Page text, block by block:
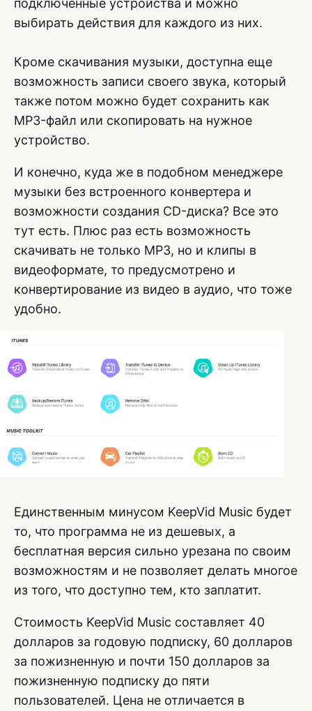
подключенные устройства и можно
выбирать действия для каждого из них.
Кроме скачивания музыки, доступна еще
возможность записи своего звука, который
также потом можно будет сохранить как
MP3-файл или скопировать на нужное
устройство.
И конечно, куда же в подобном менеджере
музыки без встроенного конвертера и
возможности создания CD-диска? Все это
тут есть. Плюс раз есть возможность
скачивать не только MP3, но и клипы в
видеоформате, то предусмотрено и
конвертирование из видео в аудио, что тоже
удобно.
Единственным минусом KeepVid Music будет
то, что программа не из дешевых, а
бесплатная версия сильно урезана по своим
возможностям и не позволяет делать многое
из того, что доступно тем, кто заплатит.
Стоимость KeepVid Music составляет 40
долларов за годовую подписку, 60 долларов
за пожизненную и почти 150 долларов за
пожизненную подписку до пяти
пользователей. Цена не отличается в